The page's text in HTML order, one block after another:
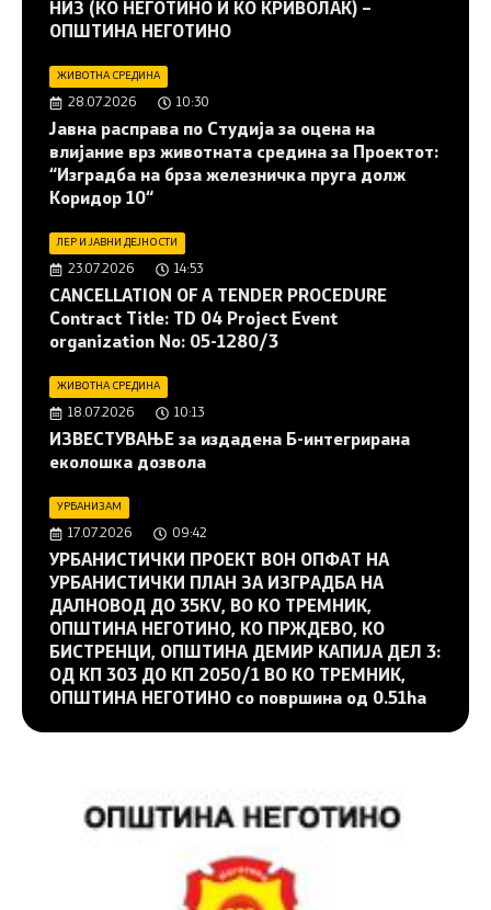
НИЗ (КО НЕГОТИНО И КО КРИВОЛАК) –
ОПШТИНА НЕГОТИНО
ЖИВОТНА СРЕДИНА
28.07.2026 10:30
Јавна расправа по Студија за оцена на
влијание врз животната средина за Проектот:
“Изградба на брза железничка пруга долж
Коридор 10“
ЛЕР И ЈАВНИ ДЕЈНОСТИ
23.07.2026 14:53
CANCELLATION OF A TENDER PROCEDURE
Contract Title: TD 04 Project Event
organization No: 05-1280/3
ЖИВОТНА СРЕДИНА
18.07.2026 10:13
ИЗВЕСТУВАЊЕ за издадена Б-интегрирана
еколошка дозвола
УРБАНИЗАМ
17.07.2026 09:42
УРБАНИСТИЧКИ ПРОЕКТ ВОН ОПФАТ НА
УРБАНИСТИЧКИ ПЛАН ЗА ИЗГРАДБА НА
ДАЛНОВОД ДО 35KV, ВО КО ТРЕМНИК,
ОПШТИНА НЕГОТИНО, КО ПРЖДЕВО, КО
БИСТРЕНЦИ, ОПШТИНА ДЕМИР КАПИЈА ДЕЛ 3:
ОД КП 303 ДО КП 2050/1 ВО КО ТРЕМНИК,
ОПШТИНА НЕГОТИНО со површина од 0.51ha